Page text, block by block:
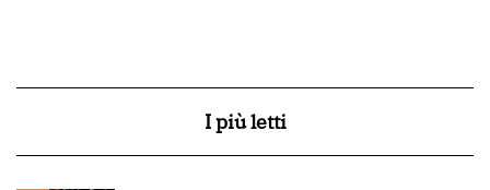
I più letti